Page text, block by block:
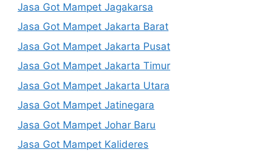
Jasa Got Mampet Jagakarsa
Jasa Got Mampet Jakarta Barat
Jasa Got Mampet Jakarta Pusat
Jasa Got Mampet Jakarta Timur
Jasa Got Mampet Jakarta Utara
Jasa Got Mampet Jatinegara
Jasa Got Mampet Johar Baru
Jasa Got Mampet Kalideres